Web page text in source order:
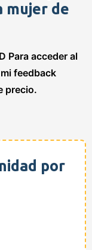
mujer de
Para acceder al
feedback
precio.
por